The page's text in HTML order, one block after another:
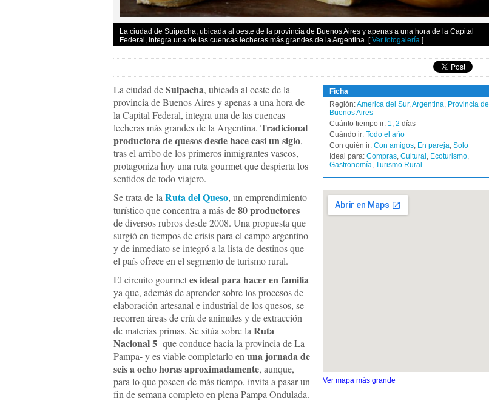
La ciudad de Suipacha, ubicada al oeste de la provincia de Buenos Aires y apenas a una hora de la Capital
Federal, integra una de las cuencas lecheras más grandes de la Argentina. [Ver fotogalería ]
Ficha
Región:America del Sur,Argentina, Provincia de
Buenos Aires
Cuánto tiempo ir: 1, 2 días
Cuándo ir: Todo el año
Con quién ir: Con amigos, En pareja, Solo
Ideal para: Compras, Cultural , Ecoturismo,
Gastronomía, Turismo Rural
Ver mapa más grande
La ciudad deSuipacha, ubicada al oeste de la
provincia de Buenos Aires y apenas a una hora de
la Capital Federal, integra una de las cuencas
lecheras más grandes de la Argentina. Tradicional
productora de quesos desde hace casi un siglo,
tras el arribo de los primeros inmigrantes vascos,
protagoniza hoy una ruta gourmet que despierta los
sentidos de todo viajero.
Se trata de la Ruta del Queso, un emprendimiento
turístico que concentra a más de80 productores
de diversos rubros desde 2008. Una propuesta que
surgió en tiempos de crisis para el campo argentino
y de inmediato se integró a la lista de destinos que
el país ofrece en el segmento de turismo rural.
El circuito gourmetes ideal para hacer en familia
ya que, además de aprender sobre los procesos de
elaboración artesanal e industrial de los quesos, se
recorren áreas de cría de animales y de extracción
de materias primas. Se sitúa sobre la Ruta
Nacional 5-que conduce hacia la provincia de La
Pampa- y es viable completarlo en una jornada de
seis a ocho horas aproximadamente, aunque,
para lo que poseen de más tiempo, invita a pasar un
fin de semana completo en plena Pampa Ondulada.